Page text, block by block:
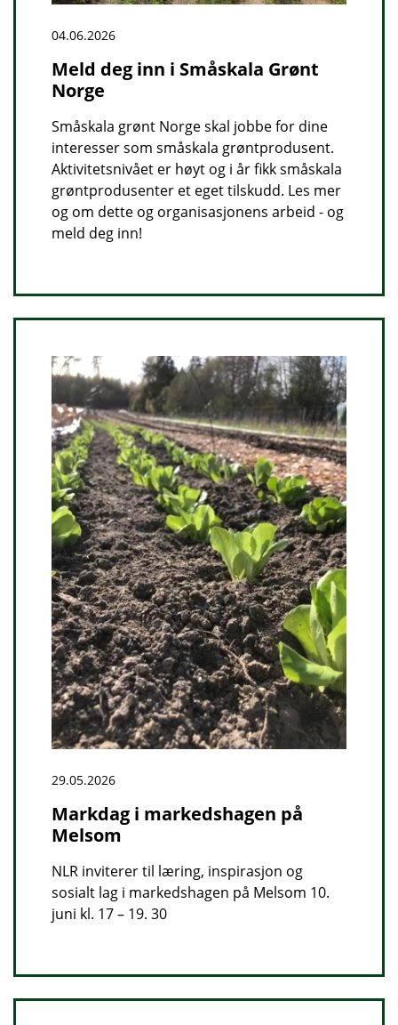
04.06.2026
Meld deg inn i Småskala Grønt
Norge
Småskala grønt Norge skal jobbe for dine
interesser som småskala grøntprodusent.
Aktivitetsnivået er høyt og i år fikk småskala
grøntprodusenter et eget tilskudd. Les mer
og om dette og organisasjonens arbeid - og
meld deg inn!
29.05.2026
Markdag i markedshagen på
Melsom
NLR inviterer til læring, inspirasjon og
sosialt lag i markedshagen på Melsom 10.
juni kl. 17 – 19. 30